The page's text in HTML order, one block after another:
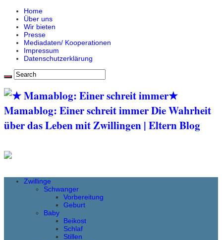
Home
Über uns
Wir bieten
Presse
Mediadaten/ Kooperationen
Impressum
Datenschutzerklärung
★
Mamablog: Einer schreit immer Die Wahrheit
über das Leben mit Zwillingen | Eltern Blog
Zwillinge
Schwanger
Vorbereitung
Geburt
Baby
Beikost
Schlaf
Stillen